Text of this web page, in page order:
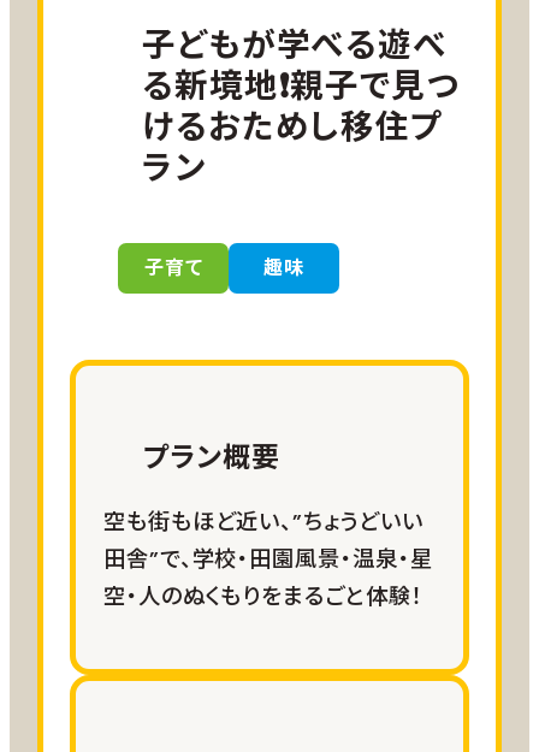
子どもが学べる遊べ
る新境地❗親子で見つ
けるおためし移住プ
ラン
子育て 趣味
プラン概要
空も街もほど近い、”ちょうどいい
田舎”で、学校・田園風景・温泉・星
空・人のぬくもりをまるごと体験！